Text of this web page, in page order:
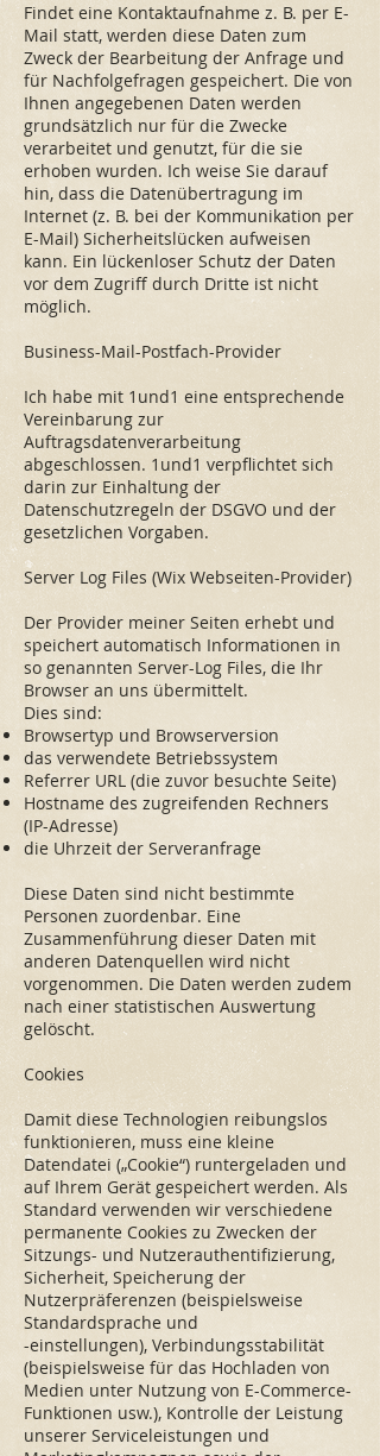
Findet eine Kontaktaufnahme z. B. per E-
Mail statt, werden diese Daten zum
Zweck der Bearbeitung der Anfrage und
für Nachfolgefragen gespeichert. Die von
Ihnen angegebenen Daten werden
grundsätzlich nur für die Zwecke
verarbeitet und genutzt, für die sie
erhoben wurden. Ich weise Sie darauf
hin, dass die Datenübertragung im
Internet (z. B. bei der Kommunikation per
E-Mail) Sicherheitslücken aufweisen
kann. Ein lückenloser Schutz der Daten
vor dem Zugriff durch Dritte ist nicht
möglich.
Business-Mail-Postfach-Provider
Ich habe mit 1und1 eine entsprechende
Vereinbarung zur
Auftragsdatenverarbeitung
abgeschlossen. 1und1 verpflichtet sich
darin zur Einhaltung der
Datenschutzregeln der DSGVO und der
gesetzlichen Vorgaben.
Server Log Files (Wix Webseiten-Provider)
Der Provider meiner Seiten erhebt und
speichert automatisch Informationen in
so genannten Server-Log Files, die Ihr
Browser an uns übermittelt.
Dies sind:
Browsertyp und Browserversion
das verwendete Betriebssystem
Referrer URL (die zuvor besuchte Seite)
Hostname des zugreifenden Rechners
(IP-Adresse)
die Uhrzeit der Serveranfrage
Diese Daten sind nicht bestimmte
Personen zuordenbar. Eine
Zusammenführung dieser Daten mit
anderen Datenquellen wird nicht
vorgenommen. Die Daten werden zudem
nach einer statistischen Auswertung
gelöscht.
Cookies
Damit diese Technologien reibungslos
funktionieren, muss eine kleine
Datendatei („Cookie“) runtergeladen und
auf Ihrem Gerät gespeichert werden. Als
Standard verwenden wir verschiedene
permanente Cookies zu Zwecken der
Sitzungs- und Nutzerauthentifizierung,
Sicherheit, Speicherung der
Nutzerpräferenzen (beispielsweise
Standardsprache und
-einstellungen), Verbindungsstabilität
(beispielsweise für das Hochladen von
Medien unter Nutzung von E-Commerce-
Funktionen usw.), Kontrolle der Leistung
unserer Serviceleistungen und